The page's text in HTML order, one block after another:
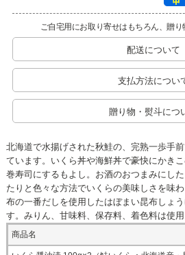
ご自宅用にお取り寄せはもちろん、贈り
配送について
支払方法につい
贈り物・熨斗につ
北海道で水揚げされた秋鮭の、完熟一歩手
ています。いくら丼や海鮮丼で豪快にかき
巻寿司にするもよし。お酒のおつまみにし
たりと色々な方法でいくらの美味しさを味
布の一番だしを使用したはぼまい昆布しょ
す。みりん、甘味料、保存料、着色料は使用
商品名